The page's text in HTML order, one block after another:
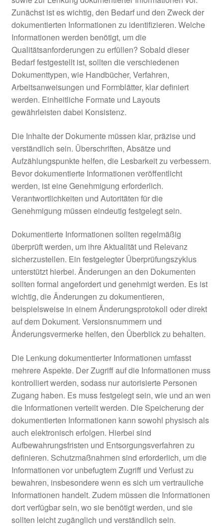
Zunächst ist es wichtig, den Bedarf und den Zweck der
dokumentierten Informationen zu identifizieren. Welche
Informationen werden benötigt, um die
Qualitätsanforderungen zu erfüllen? Sobald dieser
Bedarf festgestellt ist, sollten die verschiedenen
Dokumenttypen, wie Handbücher, Verfahren,
Arbeitsanweisungen und Formblätter, klar definiert
werden. Einheitliche Formate und Layouts
gewährleisten dabei Konsistenz.
Die Inhalte der Dokumente müssen klar, präzise und
verständlich sein. Überschriften, Absätze und
Aufzählungspunkte helfen, die Lesbarkeit zu verbessern.
Bevor dokumentierte Informationen veröffentlicht
werden, ist eine Genehmigung erforderlich.
Verantwortlichkeiten und Autoritäten für die
Genehmigung müssen eindeutig festgelegt sein.
Dokumentierte Informationen sollten regelmäßig
überprüft werden, um ihre Aktualität und Relevanz
sicherzustellen. Ein festgelegter Überprüfungszyklus
unterstützt hierbei. Änderungen an den Dokumenten
sollten formal angefordert und genehmigt werden. Es ist
wichtig, die Änderungen zu dokumentieren,
beispielsweise in einem Änderungsprotokoll oder direkt
auf dem Dokument. Versionsnummern und
Änderungsvermerke helfen, den Überblick zu behalten.
Die Lenkung dokumentierter Informationen umfasst
mehrere Aspekte. Der Zugriff auf die Informationen muss
kontrolliert werden, sodass nur autorisierte Personen
Zugang haben. Es muss festgelegt sein, wie und an wen
die Informationen verteilt werden. Die Speicherung der
dokumentierten Informationen kann sowohl physisch als
auch elektronisch erfolgen. Hierbei sind
Aufbewahrungsfristen und Entsorgungsverfahren zu
definieren. Schutzmaßnahmen sind erforderlich, um die
Informationen vor unbefugtem Zugriff und Verlust zu
bewahren, insbesondere wenn es sich um vertrauliche
Informationen handelt. Zudem müssen die Informationen
dort verfügbar sein, wo sie benötigt werden, und sie
sollten leicht zugänglich und verständlich sein.